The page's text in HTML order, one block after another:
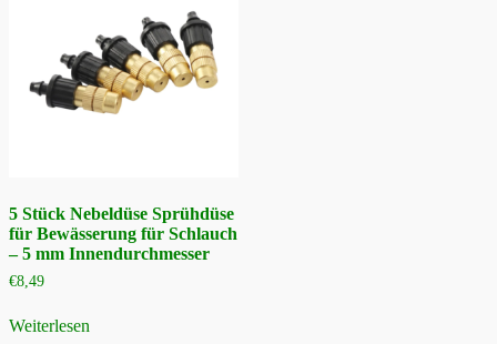
5 Stück Nebeldüse Sprühdüse
für Bewässerung für Schlauch
– 5 mm Innendurchmesser
€8,49
Weiterlesen